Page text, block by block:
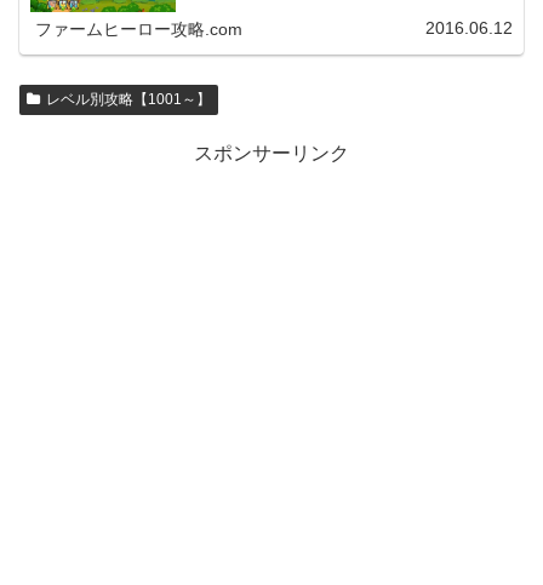
ファームヒーロー攻略.com 2016.06.12
レベル別攻略【1001～】
スポンサーリンク